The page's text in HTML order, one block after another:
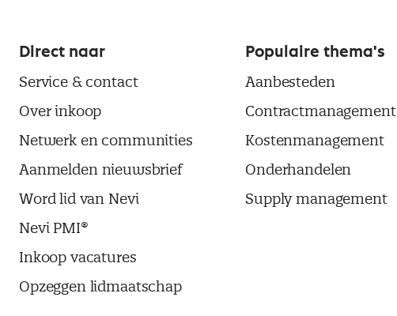
Direct naar
Service & contact
Over inkoop
Netwerk en communities
Aanmelden nieuwsbrief
Word lid van Nevi
Nevi PMI®
Inkoop vacatures
Opzeggen lidmaatschap
Populaire thema's
Aanbesteden
Contractmanagement
Kostenmanagement
Onderhandelen
Supply management